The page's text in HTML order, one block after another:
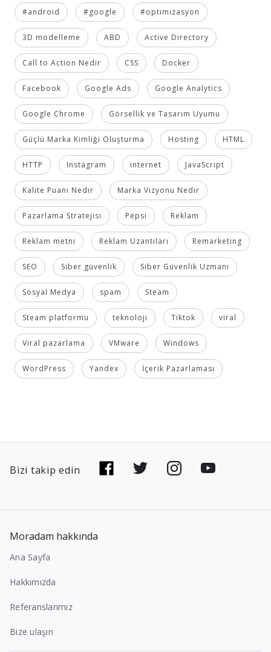
#android #google #optimizasyon
3D modelleme ABD Active Directory
Call to Action Nedir CSS Docker
Facebook Google Ads Google Analytics
Google Chrome Görsellik ve Tasarım Uyumu
Güçlü Marka Kimliği Oluşturma Hosting HTML
HTTP Instagram internet JavaScript
Kalite Puanı Nedir Marka Vizyonu Nedir
Pazarlama Stratejisi Pepsi Reklam
Reklam metni Reklam Uzantıları Remarketing
SEO Siber güvenlik Siber Güvenlik Uzmanı
Sosyal Medya spam Steam
Steam platformu teknoloji Tiktok viral
Viral pazarlama VMware Windows
WordPress Yandex İçerik Pazarlaması
Bizi takip edin
Moradam hakkında
Ana Sayfa
Hakkımızda
Referanslarımız
Bize ulaşın